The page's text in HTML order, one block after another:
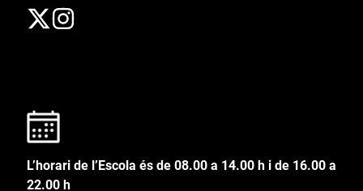
L’horari de l’Escola és de 08.00 a 14.00 h i de 16.00 a
22.00 h